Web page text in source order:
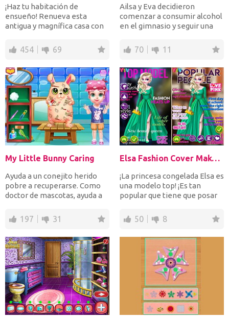
¡Haz tu habitación de
ensueño! Renueva esta
antigua y magnífica casa con
454 69
Ailsa y Eva decidieron
comenzar a consumir alcohol
en el gimnasio y seguir una
70 11
My Little Bunny Caring
Ayuda a un conejito herido
pobre a recuperarse. Como
doctor de mascotas, ayuda a
197 31
Elsa Fashion Cover Makeover
¡La princesa congelada Elsa es
una modelo top! ¡Es tan
popular que tiene que posar
50 8